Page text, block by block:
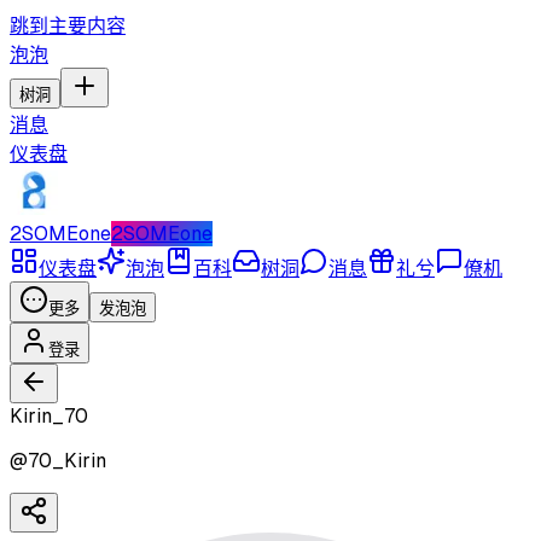
跳到主要内容
泡泡
树洞
消息
仪表盘
2SOMEone2SOMEone
仪表盘
泡泡 百科 树洞 消息 礼兮 僚机
更多 发泡泡
登录
Kirin_70
@70_Kirin